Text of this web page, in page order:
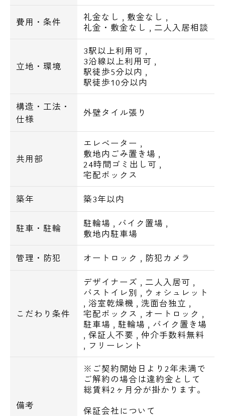
■エアコン
■バルコニー
■光インターネット対応：使用料無料※Wi-fi
対応
■駐車場：月額33.000円（税込）
■バイク置場：月額5.500円～8.800円（税
■駐輪場：月額330円（税込）
※台数に制限がある為、空き状況等はご確認
【交通アクセス】
JR京浜東北線「大森」駅 徒歩7分
京急本線「大森海岸」駅 徒歩3分
湘南新宿ライン「西大井」駅 徒歩33分
ショッピング施設
◆イトーヨーカドー大森店・・218m
◆まいばすけっと南大井3丁目店・・226m
◆ザ・ガーデン自由が丘大森店・・236m
◆ジーユーイトーヨーカドー大森店・・236m
◆カルディコーヒーファームイトーヨーカド
ー大森店・・236m
◆セブンイレブン品川南大井3丁目店・・43m
費用・条件 礼金なし , 敷金なし ,
礼金・敷金なし , 二人入居相談
立地・環境
3駅以上利用可 ,
3沿線以上利用可 ,
駅徒歩5分以内 ,
駅徒歩10分以内
構造・工法・
仕様
外壁タイル張り
共用部
エレベーター ,
敷地内ごみ置き場 ,
24時間ゴミ出し可 ,
宅配ボックス
築年 築3年以内
駐車・駐輪 駐輪場 , バイク置場 ,
敷地内駐車場
管理・防犯 オートロック , 防犯カメラ
こだわり条件
デザイナーズ , 二人入居可 ,
バストイレ別 , ウォシュレット
, 浴室乾燥機 , 洗面台独立 ,
宅配ボックス , オートロック ,
駐車場 , 駐輪場 , バイク置き場
,保証人不要 , 仲介手数料無料
, フリーレント
備考
※ご契約開始日より2年未満で
ご解約の場合は違約金として
総賃料2ヶ月分が掛かります。
保証会社について
電話でお問い合わせ
0120-500-529
営業時間 10：00～18：00
メールでお問い合わせ
お問い合わせ